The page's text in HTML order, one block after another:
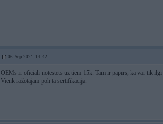
06. Sep 2021, 14:42
OEMs ir oficiāli notestēts uz tiem 15k. Tam ir papīrs, ka var tik ilgi
Vienk ražotājam poh tā sertifikācija.